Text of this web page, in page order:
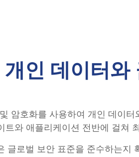
인 데이터
및 암호화를 사용하여 개인 데이
트와 애플리케이션 전반에 걸쳐
글로벌 보안 표준을 준수하는